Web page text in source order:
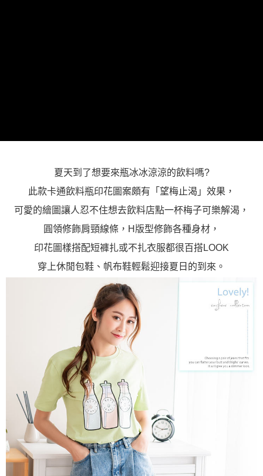
夏天到了想要來瓶冰冰涼涼的飲料嗎?
此款卡通飲料瓶印花圖案頗有「望梅止渴」效果，
可愛的繪圖讓人忍不住想去飲料店點一杯梅子可樂解渴，
圓領修飾肩頸線條，H版型修飾各種身材，
印花圖樣搭配短褲扎或不扎衣服都很百搭LOOK
穿上休閒包鞋、帆布鞋輕鬆迎接夏日的到來。